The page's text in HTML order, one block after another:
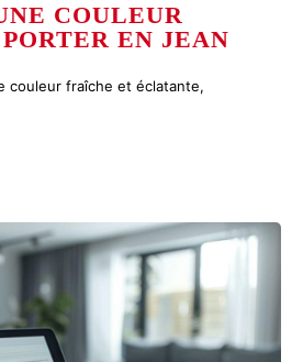
COULEUR
EN JEAN
couleur fraîche et éclatante,